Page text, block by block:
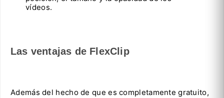
vídeos.
Las ventajas de FlexClip
Además del hecho de que es completamente gratuito,